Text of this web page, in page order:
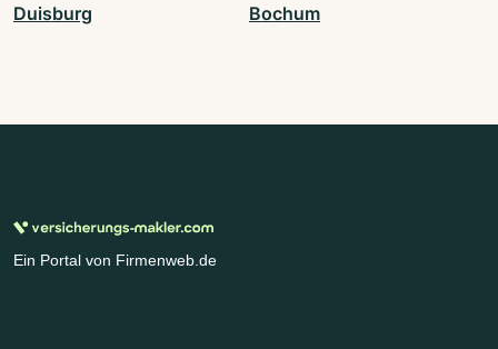
Duisburg Bochum
Ein Portal von Firmenweb.de